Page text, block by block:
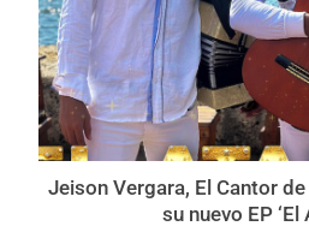
Jeison Vergara, El Cantor
su nuevo EP ‘El